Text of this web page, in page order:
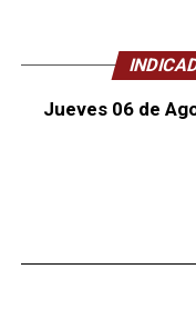
Jueves 06 de